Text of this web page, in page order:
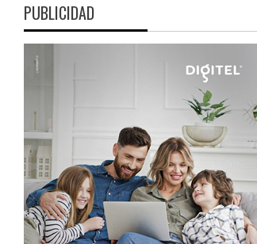
PUBLICIDAD